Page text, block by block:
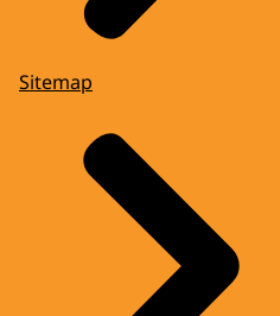
Sitemap